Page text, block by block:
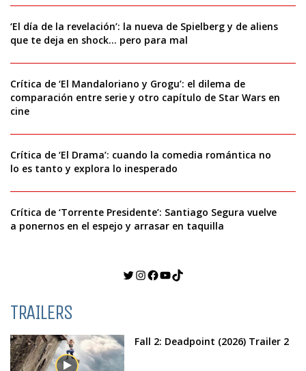
‘El día de la revelación’: la nueva de Spielberg y de aliens
que te deja en shock… pero para mal
Crítica de ‘El Mandaloriano y Grogu’: el dilema de
comparación entre serie y otro capítulo de Star Wars en
cine
Crítica de ‘El Drama’: cuando la comedia romántica no
lo es tanto y explora lo inesperado
Crítica de ‘Torrente Presidente’: Santiago Segura vuelve
a ponernos en el espejo y arrasar en taquilla
Twitter
Instagram
Facebook
YouTube
TikTok
TRAILERS
Fall 2: Deadpoint (2026) Trailer 2